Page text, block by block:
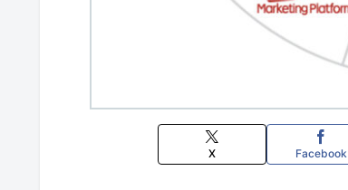
X Facebook